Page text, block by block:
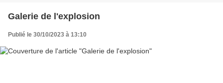
Galerie de l'explosion
Publié le 30/10/2023 à 13:10